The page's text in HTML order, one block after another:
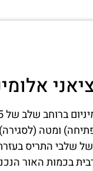
אלומיניום
ברוחב שלב של 25 מ"מ.
ומטה (לסגירה)
של שלבי התריס
בכמות האור